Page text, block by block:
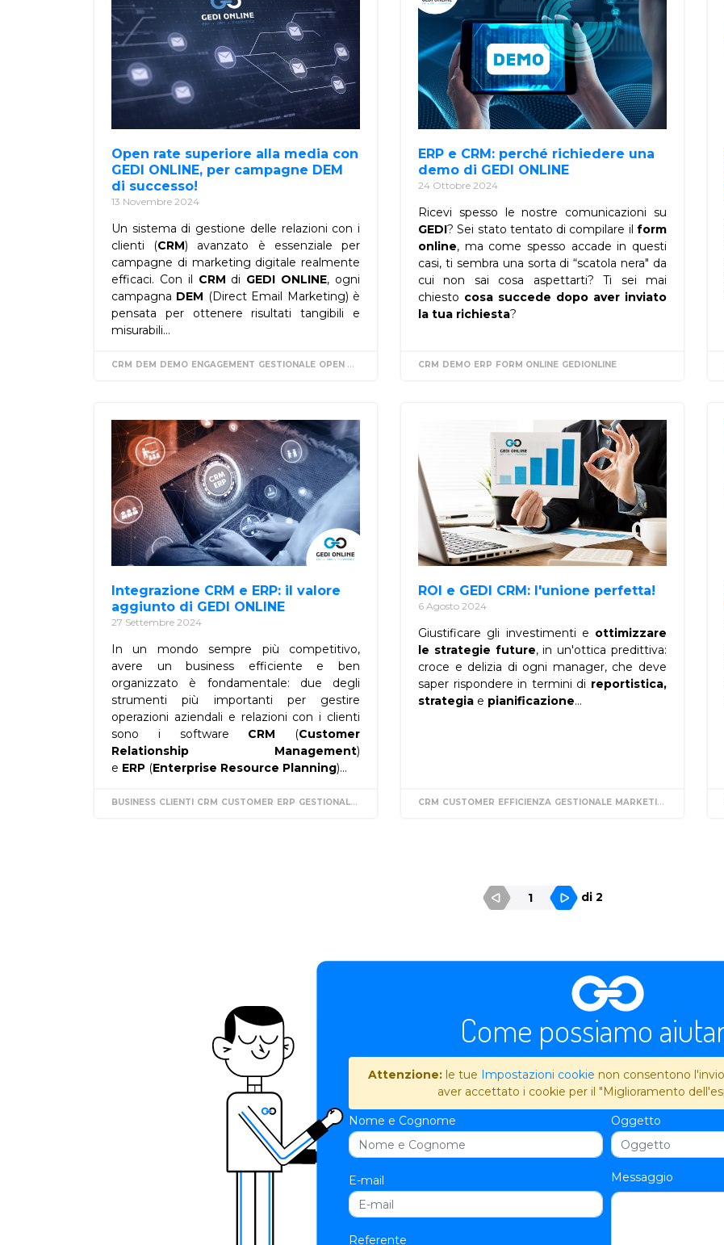
Open rate superiore alla media con
GEDI ONLINE, per campagne DEM
di successo!
13 Novembre 2024
Un sistema di gestione delle relazioni con i
clienti (CRM) avanzato è essenziale per
campagne di marketing digitale realmente
efficaci. Con il CRM di GEDI ONLINE, ogni
campagna DEM (Direct Email Marketing) è
pensata per ottenere risultati tangibili e
misurabili...
CRM DEM DEMO ENGAGEMENT GESTIONALE OPEN RATE
ERP e CRM: perché richiedere una
demo di GEDI ONLINE
24 Ottobre 2024
Ricevi spesso le nostre comunicazioni su
GEDI? Sei stato tentato di compilare il form
online, ma come spesso accade in questi
casi, ti sembra una sorta di “scatola nera" da
cui non sai cosa aspettarti? Ti sei mai
chiesto cosa succede dopo aver inviato
la tua richiesta?
CRM DEMO ERP FORM ONLINE GEDIONLINE
Integrazione CRM e ERP: il valore
aggiunto di GEDI ONLINE
27 Settembre 2024
In un mondo sempre più competitivo,
avere un business efficiente e ben
organizzato è fondamentale: due degli
strumenti più importanti per gestire
operazioni aziendali e relazioni con i clienti
sono i software CRM (Customer
Relationship Management)
e ERP (Enterprise Resource Planning)...
BUSINESS CLIENTI CRM CUSTOMER ERP GESTIONALE INTEGRAZIONE RISORSE
ROI e GEDI CRM: l'unione perfetta!
6 Agosto 2024
Giustificare gli investimenti e ottimizzare
le strategie future, in un'ottica predittiva:
croce e delizia di ogni manager, che deve
saper rispondere in termini di reportistica,
strategia e pianificazione...
CRM CUSTOMER EFFICIENZA GESTIONALE MARKETING
1 di 2
Come possiamo
Attenzione:le tue Impostazioni cookie non consentono
aver accettato i cookie per il "Miglioramento
Nome e Cognome
E-mail
Referente
Oggetto
Messaggio